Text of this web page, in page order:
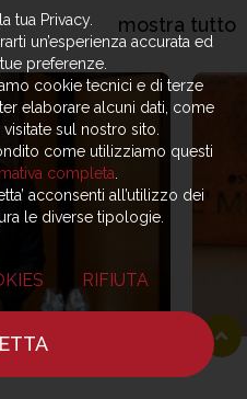
mostra tutto
tua Privacy.
un’esperienza accurata ed
preferenze.
cookie tecnici e di terze
elaborare alcuni dati, come
sul nostro sito.
come utilizziamo questi
completa
acconsenti all’utilizzo dei
le diverse tipologie.
RIFIUTA